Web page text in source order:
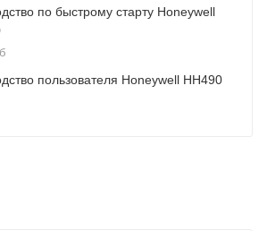
по быстрому старту Honeywell
пользователя Honeywell HH490